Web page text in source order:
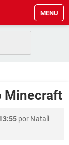
MENU
Minecraft
por Natali